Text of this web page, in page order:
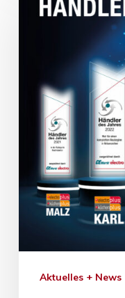
Aktuelles + News